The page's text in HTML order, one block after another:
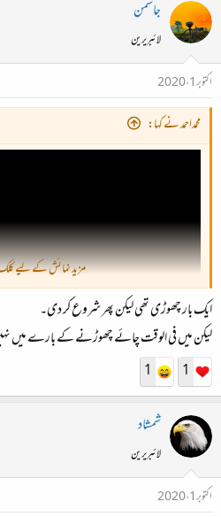
جاسمن
لائبریرین
اکتوبر 1، 2020
محمداحمد نے کہا:
پھر کیا خیال ہے؟
مزید نمائش کے لیے
ایک بار چھوڑی تھی لیکن پھر شروع کر دی۔
لیکن میں فی الوقت چائے چھوڑنے کے بارے میں
1
1
شمشاد
لائبریرین
اکتوبر 1، 2020